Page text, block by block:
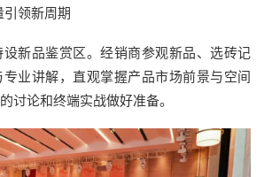
引领新周期
新品鉴赏区。经销商参观新品、选砖记
业讲解，直观掌握产品市场前景与空间
讨论和终端实战做好准备。